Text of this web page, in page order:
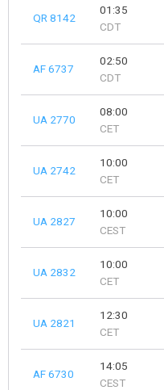
QR 8142
01:35
CDT
AF 6737
02:50
CDT
UA 2770
08:00
CET
UA 2742
10:00
CET
UA 2827
10:00
CEST
UA 2832
10:00
CET
UA 2821
12:30
CET
AF 6730
14:05
CEST